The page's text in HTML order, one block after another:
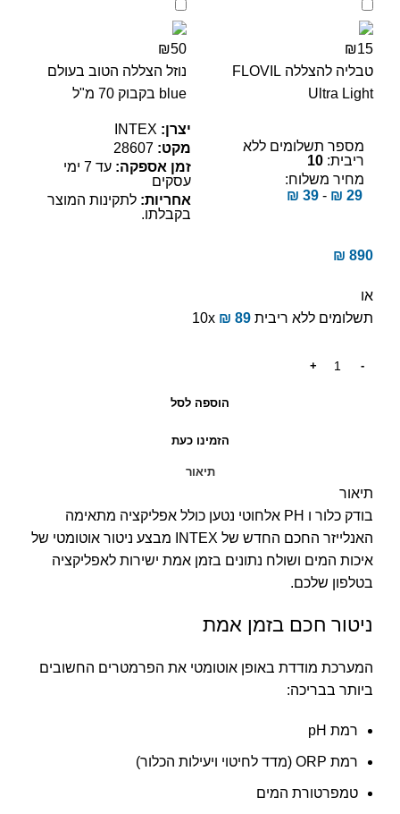
₪15
טבליה להצללה FLOVIL
Ultra Light
₪50
נוזל הצללה הטוב בעולם
blue בקבוק 70 מ"ל
מספר תשלומים ללא
ריבית: 10
מחיר משלוח:
₪ 29
-
₪ 39
יצרן: INTEX
מקט: 28607
זמן אספקה:
עד 7 ימי
עסקים
אחריות: לתקינות המוצר
בקבלתו.
₪ 890
או
תשלומים ללא ריבית
₪ 89
הוספה לסל
הזמינו כעת
תיאור
תיאור
בודק כלור ו PH אלחוטי נטען כולל אפליקציה מתאימה
האנלייזר החכם החדש של INTEX מבצע ניטור אוטומטי של
איכות המים ושולח נתונים בזמן אמת ישירות לאפליקציה
בטלפון שלכם.
ניטור חכם בזמן אמת
המערכת מודדת באופן אוטומטי את הפרמטרים החשובים
ביותר בבריכה:
רמת pH
רמת ORP (מדד לחיטוי ויעילות הכלור)
טמפרטורת המים